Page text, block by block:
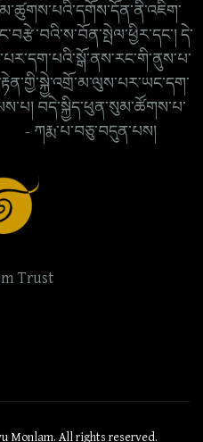
དེ་
བདེ་སྐྱིད་ཕུན་སུམ་ཚོགས་པ་
- ཀརྨ་པ་བཅུ་བདུན་པས།
Trust
Monlam. All rights reserved.